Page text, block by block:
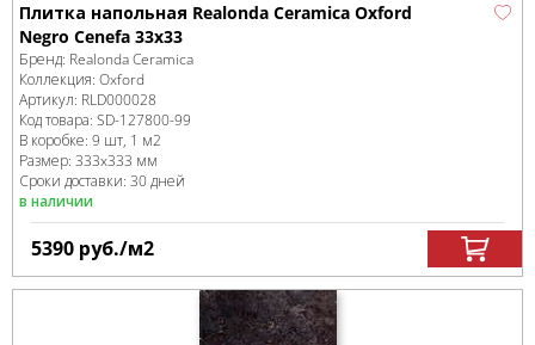
Плитка напольная Realonda Ceramica Oxford
Negro Cenefa 33x33
Бренд: Realonda Ceramica
Коллекция: Oxford
Артикул: RLD000028
Код товара: SD-127800-99
В коробке: 9 шт, 1 м2
Размер: 333x333 мм
Сроки доставки: 30 дней
в наличии
5390 руб./м2